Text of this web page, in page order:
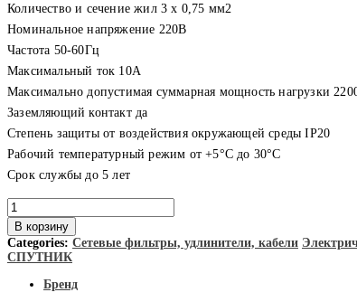
Количество и сечение жил 3 х 0,75 мм2
Номинальное напряжение 220В
Частота 50-60Гц
Максимальный ток 10А
Максимально допустимая суммарная мощность нагрузки
Заземляющий контакт да
Степень защиты от воздействия окружающей среды IP20
Рабочий температурный режим от +5°С до 30°С
Срок службы до 5 лет
Количество
товара
Спутник
Удлинитель
ВК-303
В корзину
Categories: Сетевые фильтры, удлинители, кабели
СПУТНИК
Бренд